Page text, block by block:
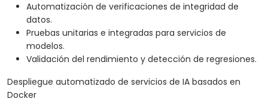
Automatización de verificaciones de integridad de
datos.
Pruebas unitarias e integradas para servicios de
modelos.
Validación del rendimiento y detección de regresiones.
Despliegue automatizado de servicios de IA basados en
Docker